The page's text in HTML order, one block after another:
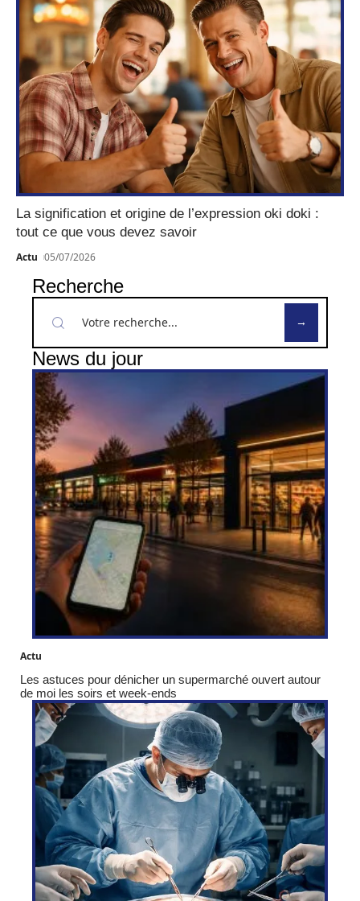
La signification et origine de l’expression oki doki :
tout ce que vous devez savoir
Actu 05/07/2026
Recherche
News du jour
Actu
Les astuces pour dénicher un supermarché ouvert autour
de moi les soirs et week-ends